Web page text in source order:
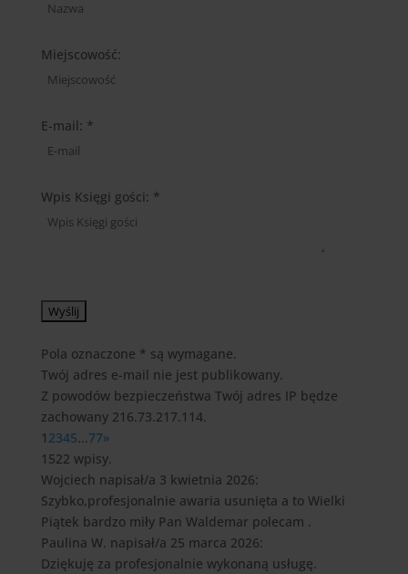
form.
Miejscowość:
E-mail: *
Wpis Księgi gości: *
Pola oznaczone * są wymagane.
Twój adres e-mail nie jest publikowany.
Z powodów bezpieczeństwa Twój adres IP będze
zachowany 216.73.217.114.
1 2345...77»
1522 wpisy.
Wojciech napisał/a 3 kwietnia 2026:
Szybko,profesjonalnie awaria usunięta a to Wielki
Piątek bardzo miły Pan Waldemar polecam .
Paulina W. napisał/a 25 marca 2026:
Dziękuję za profesjonalnie wykonaną usługę.